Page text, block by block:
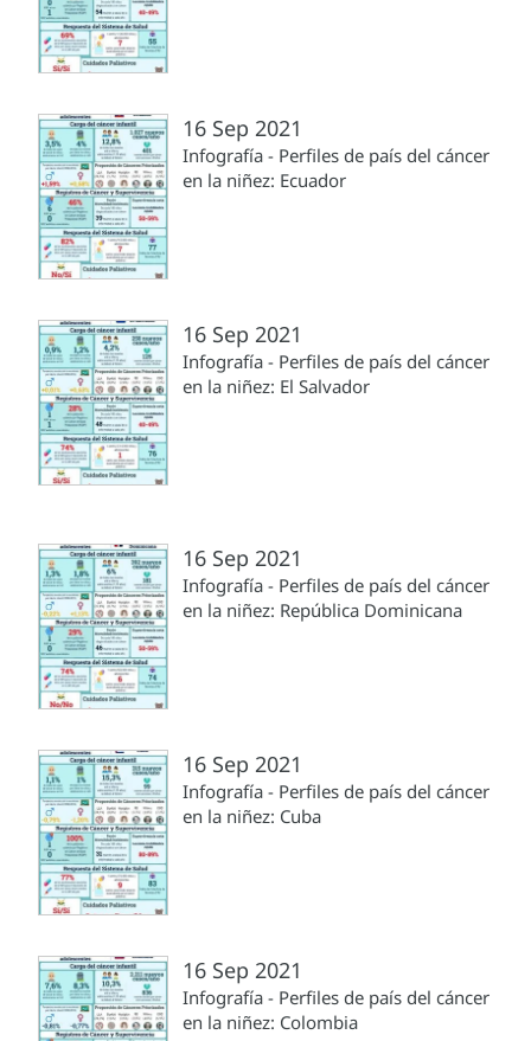
16 Sep 2021
Infografía - Perfiles de país del cáncer
en la niñez: Ecuador
16 Sep 2021
Infografía - Perfiles de país del cáncer
en la niñez: El Salvador
16 Sep 2021
Infografía - Perfiles de país del cáncer
en la niñez: República Dominicana
16 Sep 2021
Infografía - Perfiles de país del cáncer
en la niñez: Cuba
16 Sep 2021
Infografía - Perfiles de país del cáncer
en la niñez: Colombia